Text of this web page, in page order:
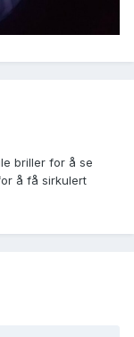
briller for å se
å få sirkulert